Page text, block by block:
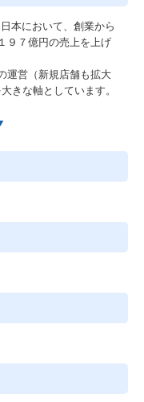
本において、創業から
９７億円の売上を上げ
運営（新規店舗も拡大
きな軸としています。
学習教室）
情報サイト）
転職サービス）
ト）